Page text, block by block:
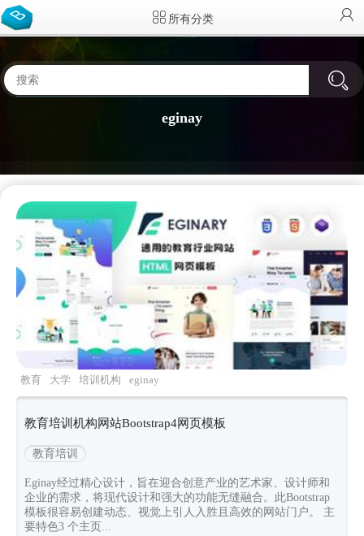
所有分类
eginay
教育 大学 培训机构 eginay
教育培训机构网站Bootstrap4网页模板
教育培训
Eginay经过精心设计，旨在迎合创意产业的艺术家、设计师和
企业的需求，将现代设计和强大的功能无缝融合。此Bootstrap
模板很容易创建动态、视觉上引人入胜且高效的网站门户。 主
要特色3 个主页...